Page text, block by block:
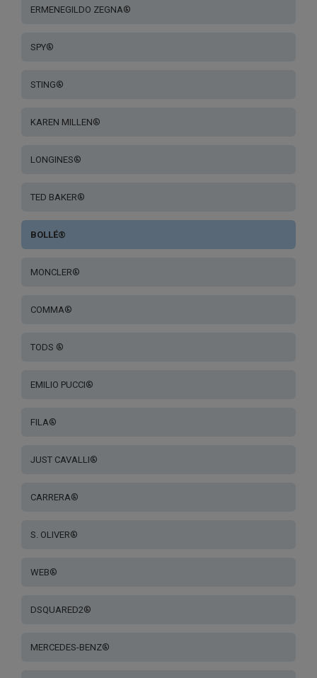
ERMENEGILDO ZEGNA®
SPY®
STING®
KAREN MILLEN®
LONGINES®
TED BAKER®
BOLLÉ®
MONCLER®
COMMA®
TODS ®
EMILIO PUCCI®
FILA®
JUST CAVALLI®
CARRERA®
S. OLIVER®
WEB®
DSQUARED2®
MERCEDES-BENZ®